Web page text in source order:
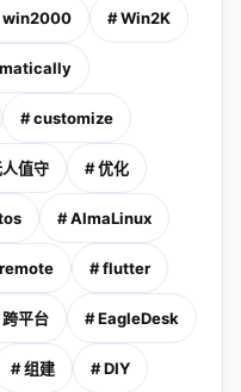
win2000 # Win2K
# customize
值守 # 优化
# AlmaLinux
# flutter
平台 # EagleDesk
# 组建 # DIY